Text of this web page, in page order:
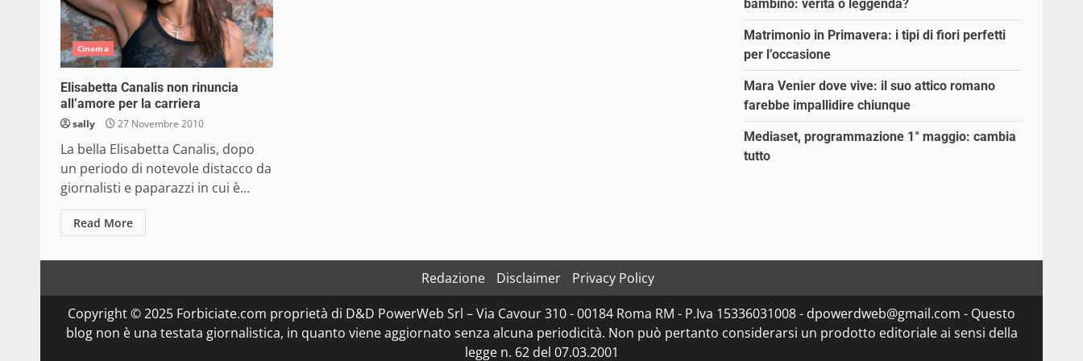
Cinema
Elisabetta Canalis non rinuncia
all’amore per la carriera
sally 27 Novembre 2010
La bella Elisabetta Canalis, dopo
un periodo di notevole distacco da
giornalisti e paparazzi in cui è...
Read More
bambino: verità o leggenda?
Matrimonio in Primavera: i tipi di fiori perfetti
per l’occasione
Mara Venier dove vive: il suo attico romano
farebbe impallidire chiunque
Mediaset, programmazione 1° maggio: cambia
tutto
Redazione Disclaimer
Privacy Policy
Copyright © 2025 Forbiciate.com proprietà di D&D PowerWeb Srl – Via Cavour 310 - 00184 Roma RM - P.Iva 15336031008 - dpowerdweb@gmail.com - Questo
blog non è una testata giornalistica, in quanto viene aggiornato senza alcuna periodicità. Non può pertanto considerarsi un prodotto editoriale ai sensi della
legge n. 62 del 07.03.2001